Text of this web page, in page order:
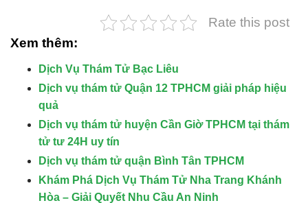
Rate this post
Xem thêm:
Dịch Vụ Thám Tử Bạc Liêu
Dịch vụ thám tử Quận 12 TPHCM giải pháp hiệu
quả
Dịch vụ thám tử huyện Cần Giờ TPHCM tại thám
tử tư 24H uy tín
Dịch vụ thám tử quận Bình Tân TPHCM
Khám Phá Dịch Vụ Thám Tử Nha Trang Khánh
Hòa – Giải Quyết Nhu Cầu An Ninh